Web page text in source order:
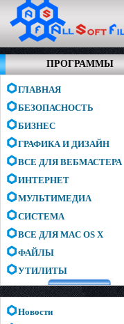
ПРОГРАММЫ
ГЛАВНАЯ
БЕЗОПАСНОСТЬ
БИЗНЕС
ГРАФИКА И ДИЗАЙН
ВСЕ ДЛЯ ВЕБМАСТЕРА
ИНТЕРНЕТ
МУЛЬТИМЕДИА
СИСТЕМА
ВСЕ ДЛЯ MAC OS X
ФАЙЛЫ
УТИЛИТЫ
Новости